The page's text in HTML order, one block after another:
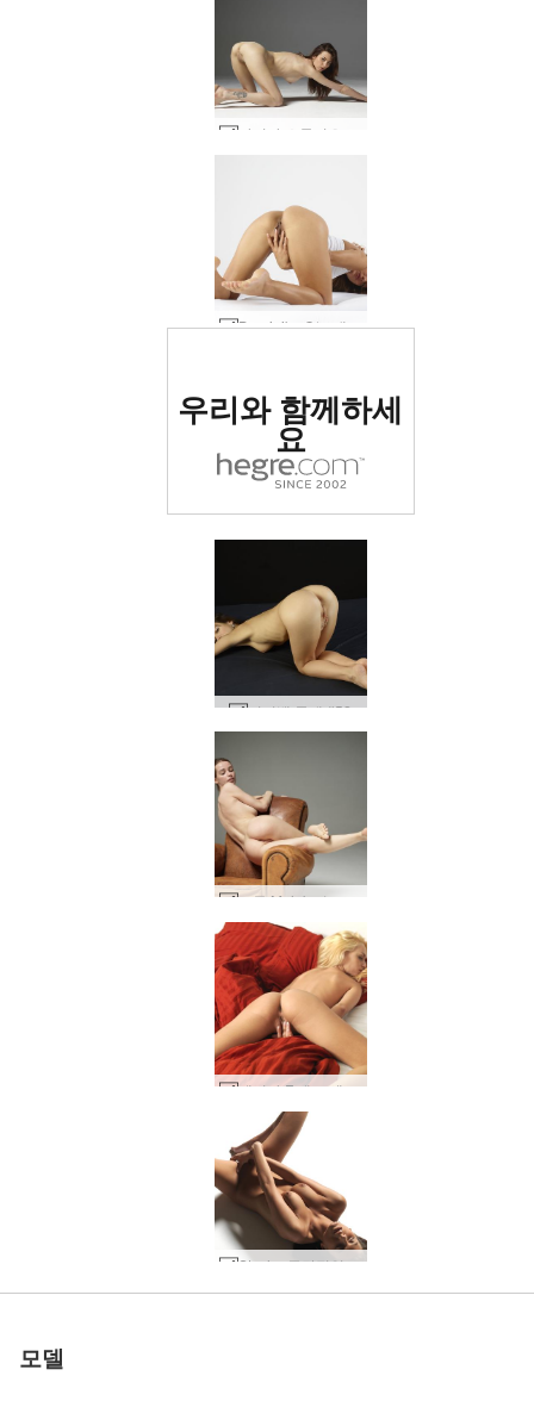
Dominika C는 내 입술을 읽고 #53
로 평가됨
우리와 함께하세
요
키키뱅 몸매 #52
모든 Moloko 누드 초상화 #32
에리카 F 레드 앤 핑크 #52
Stasha 극단적인 누드 #83
에어론 체어 올레나 오 #26
요코 바 의자 #48
세계 1위 에로틱 사이트
로 평가됨
우리와 함께하세
요
도미니카 C 미끄러운 #38루피나 라디칼 part2 #4
나체로 점프하는 도미니카 C #59
전시중인 카리나 #7
니콜라 센슈얼 터치 #33
멜린다 침대 스프레드 #21
세계 1위 에로틱 사이트
로 평가됨
우리와 함께하세
요
키키 기념비 #41에리카 F 레드 앤 핑크 #64
니콜라 알몸 #38안나 S 바디 스컬프팅 #56
헤라 마스크 #26
실비 자기 만족 #53
세계 1위 에로틱 사이트
로 평가됨
우리와 함께하세
요
니콜라 알몸 #46루피나 라디칼 part1 #42
뷔 밀키 #25
안나 S 베개 #28카티아 가랑이 없음 #31
안나 S 바디 스컬프팅 #52
발레리 엉덩이 예술 #45
에밀리 핑크 로즈 #48
Stasha 콘크리트 누드 #7
발레리 gyno 운동 #17
세계 1위 에로틱 사이트
로 평가됨
우리와 함께하세
요
어떤 몰로코 페미닌포스 #20
Marjana 뜨거운 러시아어 #29
플로라 바디 아트 #16
도미니카 C 특출 #23
에비 블랙 버블 #32
니콜라 알몸 #42
세계 1위 에로틱 사이트
로 평가됨
우리와 함께하세
요
도미니카 C아메리칸 어패럴 드레스 #134
미라벨 비 2부 #28
Flora 단단한 빛 part1 #49
뒤에서 몰로코 #17
도미니카 C 대음순 #9
발레리 엉덩이 예술 #41
세계 1위 에로틱 사이트
로 평가됨
우리와 함께하세
요
Dominika C 미끄러운 part2 #1
모델